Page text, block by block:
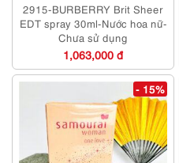
2915-BURBERRY Brit Sheer
EDT spray 30ml-Nước hoa nữ-
Chưa sử dụng
1,063,000 đ
- 15%